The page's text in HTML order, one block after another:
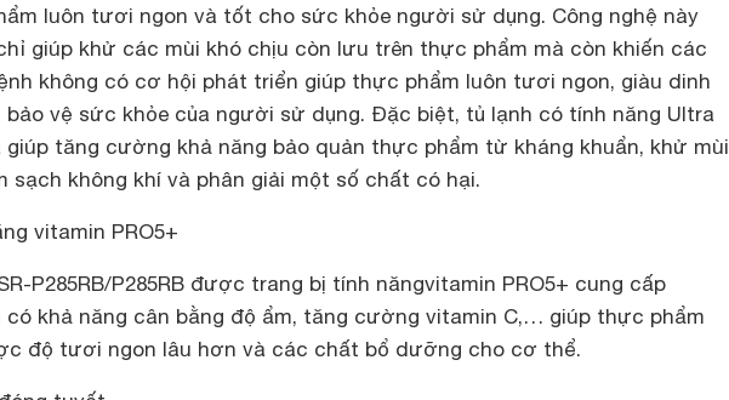
luôn tươi ngon và tốt cho sức khỏe người sử dụng. Công nghệ này
giúp khử các mùi khó chịu còn lưu trên thực phẩm mà còn khiến các
không có cơ hội phát triển giúp thực phẩm luôn tươi ngon, giàu dinh
bảo vệ sức khỏe của người sử dụng. Đặc biệt, tủ lạnh có tính năng Ultra
giúp tăng cường khả năng bảo quản thực phẩm từ kháng khuẩn, khử mùi
sạch không khí và phân giải một số chất có hại.
vitamin PRO5+
P285RB/P285RB được trang bị tính năngvitamin PRO5+ cung cấp
có khả năng cân bằng độ ẩm, tăng cường vitamin C,… giúp thực phẩm
độ tươi ngon lâu hơn và các chất bổ dưỡng cho cơ thể.